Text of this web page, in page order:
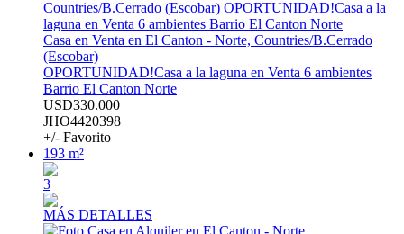
Casa en Venta en El Canton - Norte, Countries/B.Cerrado
(Escobar)
OPORTUNIDAD!Casa a la laguna en Venta 6 ambientes
Barrio El Canton Norte
USD330.000
JHO4420398
+/- Favorito
193 m²
3
MÁS DETALLES